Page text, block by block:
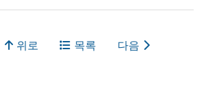
위로 목록 다음